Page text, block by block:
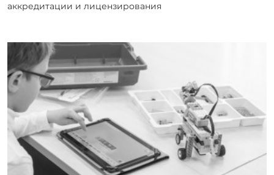
аккредитации и лицензирования